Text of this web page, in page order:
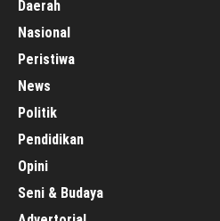
Daerah
Nasional
Peristiwa
News
Politik
Pendidikan
Opini
Seni & Budaya